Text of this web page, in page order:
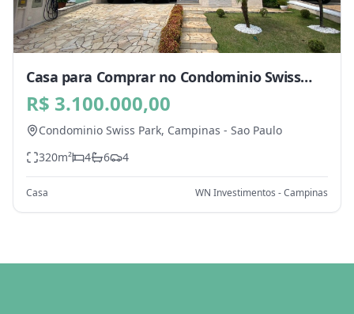
Casa para Comprar no Condominio Swiss
Park, Campinas - SP
R$ 3.100.000,00
Condominio Swiss Park, Campinas - Sao Paulo
320m² 4 6 4
Casa WN Investimentos - Campinas